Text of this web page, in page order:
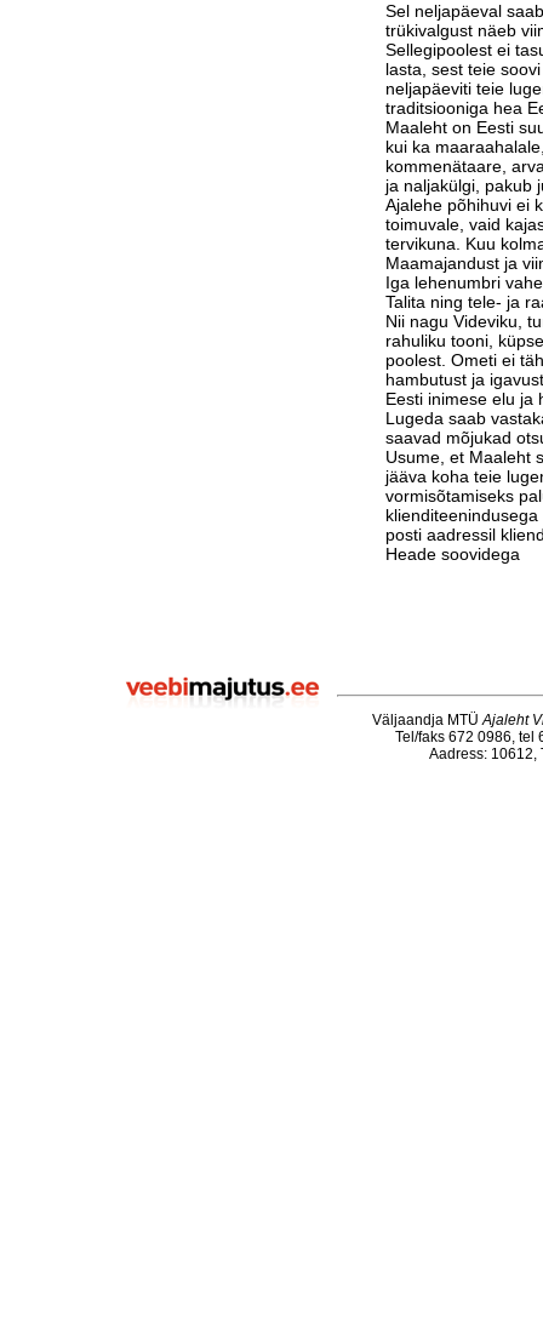
Sel neljapäeval
trükivalgust näeb
Sellegipoolest ei
lasta, sest teie
neljapäeviti teie
traditsiooniga hea
Maaleht on Eesti
kui ka
kommenätaare,
ja naljakülgi, pakub
Ajalehe põhihuvi ei
toimuvale, vaid
tervikuna. Kuu
Maamajandust ja
Iga lehenumbri
Talita ning tele- ja
Nii nagu Videviku,
rahuliku tooni,
poolest. Ometi ei
hambutust ja
Eesti inimese elu ja
Lugeda saab
saavad mõjukad
Usume, et Maaleht
jääva koha teie
vormisõtamiseks
posti aadressil
Heade soovidega
Väljaandja MTÜAjaleht
Tel/faks 672 0986, tel
Aadress: 10612,